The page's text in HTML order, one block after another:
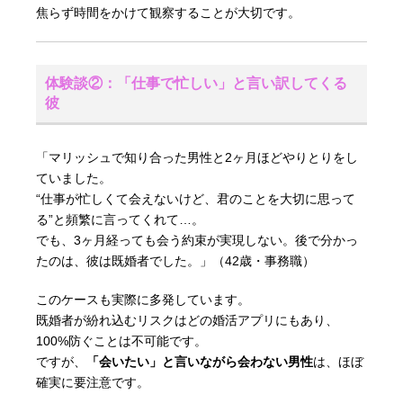
焦らず時間をかけて観察することが大切です。
体験談②：「仕事で忙しい」と言い訳してくる
彼
「マリッシュで知り合った男性と2ヶ月ほどやりとりをし
ていました。
“仕事が忙しくて会えないけど、君のことを大切に思って
る”と頻繁に言ってくれて…。
でも、3ヶ月経っても会う約束が実現しない。後で分かっ
たのは、彼は既婚者でした。」（42歳・事務職）
このケースも実際に多発しています。
既婚者が紛れ込むリスクはどの婚活アプリにもあり、
100%防ぐことは不可能です。
ですが、
「会いたい」と言いながら会わない男性は、ほぼ
確実に要注意です。